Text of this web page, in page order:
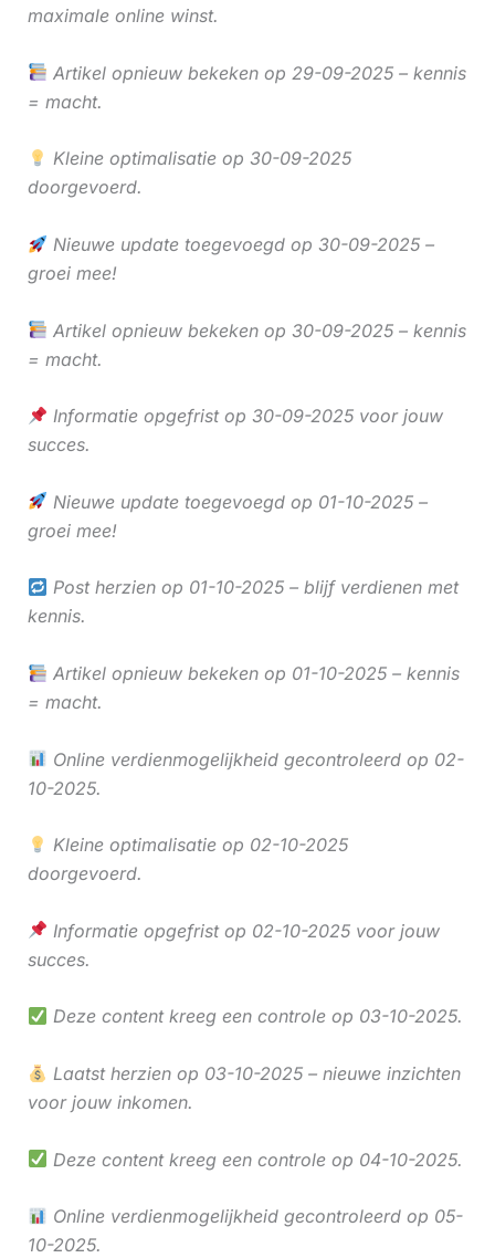
maximale online winst.
Artikel opnieuw bekeken op 29-09-2025 – kennis
= macht.
Kleine optimalisatie op 30-09-2025
doorgevoerd.
Nieuwe update toegevoegd op 30-09-2025 –
groei mee!
Artikel opnieuw bekeken op 30-09-2025 – kennis
= macht.
Informatie opgefrist op 30-09-2025 voor jouw
succes.
Nieuwe update toegevoegd op 01-10-2025 –
groei mee!
Post herzien op 01-10-2025 – blijf verdienen met
kennis.
Artikel opnieuw bekeken op 01-10-2025 – kennis
= macht.
Online verdienmogelijkheid gecontroleerd op 02-
10-2025.
Kleine optimalisatie op 02-10-2025
doorgevoerd.
Informatie opgefrist op 02-10-2025 voor jouw
succes.
Deze content kreeg een controle op 03-10-2025.
Laatst herzien op 03-10-2025 – nieuwe inzichten
voor jouw inkomen.
Deze content kreeg een controle op 04-10-2025.
Online verdienmogelijkheid gecontroleerd op 05-
10-2025.